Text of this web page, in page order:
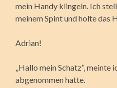
mein Handy klingeln. Ich
meinem Spint und holte das
Adrian!
„Hallo mein Schatz“, meinte
abgenommen hatte.